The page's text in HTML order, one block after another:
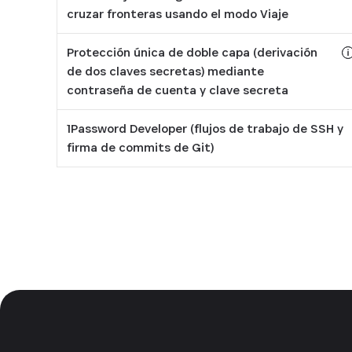
cruzar fronteras usando el modo Viaje
Protección única de doble capa (derivación
de dos claves secretas) mediante
contraseña de cuenta y clave secreta
1Password Developer (flujos de trabajo de SSH y
firma de commits de Git)